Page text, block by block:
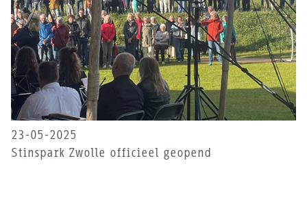
23-05-2025
Stinspark Zwolle officieel geopend